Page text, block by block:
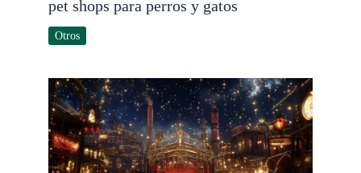
pet shops para perros y gatos
Otros